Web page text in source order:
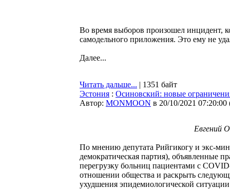
Во время выборов произошел инцидент,
самодельного приложения. Это ему не
Далее...
Читать дальше... | 1351 байт
Эстония : Осиновский: новые
Автор: MONMOON в 20/10/2021 07:20:00
Евгений
По мнению депутата Рийгикогу и экс-
демократическая партия), объявленные
перегрузку больниц пациентами с
отношении общества и раскрыть
ухудшения эпидемиологической